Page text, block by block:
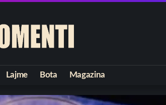
Lajme Bota Magazina